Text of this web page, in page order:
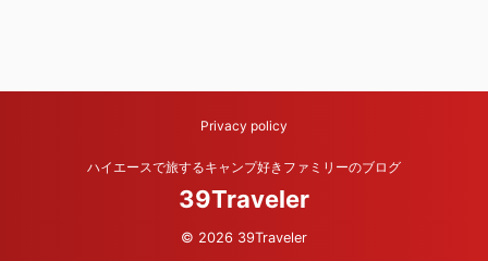
Privacy policy
ハイエースで旅するキャンプ好きファミリーのブログ
39Traveler
© 2026 39Traveler